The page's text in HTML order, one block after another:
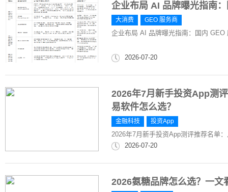
企业布局 AI 品牌曝光指南
大消费 GEO 服务商
企业布局 AI 品牌曝光指南：国内 GEO
2026-07-20
2026年7月新手投资App测
易软件怎么选？
金融科技 投资App
2026年7月新手投资App测评推荐名单
2026-07-20
2026氨糖品牌怎么选？一文